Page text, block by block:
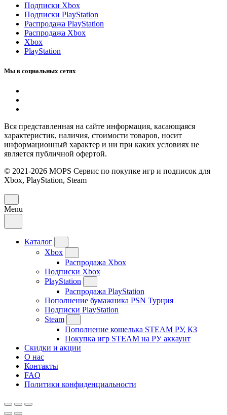
Подписки Xbox
Подписки PlayStation
Распродажа PlayStation
Распродажа Xbox
Xbox
PlayStation
Мы в социальных сетях
Вся представленная на сайте информация, касающаяся
характеристик, наличия, стоимости товаров, носит
информационный характер и ни при каких условиях не
является публичной офертой.
© 2021-2026 MOPS Сервис по покупке игр и подписок для
Xbox, PlayStation, Steam
Menu
Каталог
Xbox
Распродажа Xbox
Подписки Xbox
PlayStation
Распродажа PlayStation
Пополнение бумажника PSN Турция
Подписки PlayStation
Steam
Пополнение кошелька STEAM РУ, КЗ
Покупка игр STEAM на РУ аккаунт
Скидки и акции
О нас
Контакты
FAQ
Политики конфиденциальности